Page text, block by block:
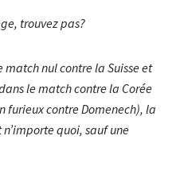
trouvez pas?
nul contre la Suisse et
le match contre la Corée
contre Domenech), la
quoi, sauf une